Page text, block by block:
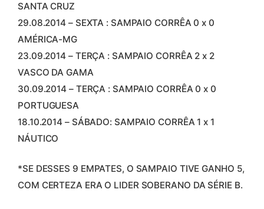
SANTA CRUZ
29.08.2014 – SEXTA : SAMPAIO CORRÊA 0 x 0
AMÉRICA-MG
23.09.2014 – TERÇA : SAMPAIO CORRÊA 2 x 2
VASCO DA GAMA
30.09.2014 – TERÇA : SAMPAIO CORRÊA 0 x 0
PORTUGUESA
18.10.2014 – SÁBADO: SAMPAIO CORRÊA 1 x 1
NÁUTICO
*SE DESSES 9 EMPATES, O SAMPAIO TIVE GANHO 5,
COM CERTEZA ERA O LIDER SOBERANO DA SÉRIE B.